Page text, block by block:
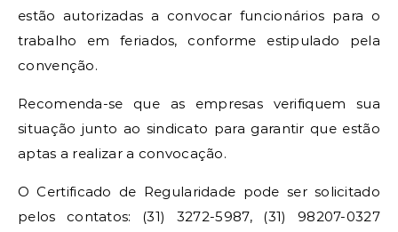
estão autorizadas a convocar funcionários para o
trabalho em feriados, conforme estipulado pela
convenção.
Recomenda-se que as empresas verifiquem sua
situação junto ao sindicato para garantir que estão
aptas a realizar a convocação.
O Certificado de Regularidade pode ser solicitado
pelos contatos: (31) 3272-5987, (31) 98207-0327